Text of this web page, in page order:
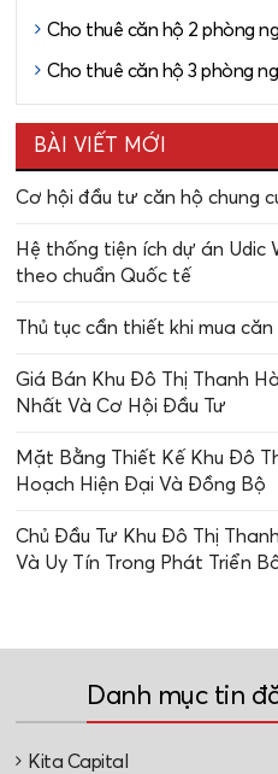
Cho thuê căn hộ 2 phòng
Cho thuê căn hộ 3 phòng
BÀI VIẾT MỚI
Cơ hội đầu tư căn hộ chung
Hệ thống tiện ích dự án Udic
theo chuẩn Quốc tế
Thủ tục cần thiết khi mua căn
Giá Bán Khu Đô Thị Thanh
Nhất Và Cơ Hội Đầu Tư
Mặt Bằng Thiết Kế Khu Đô
Hoạch Hiện Đại Và Đồng Bộ
Chủ Đầu Tư Khu Đô Thị
Và Uy Tín Trong Phát Triển
Danh mục tin
Kita Capital